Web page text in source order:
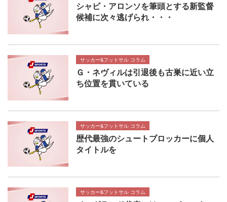
シャビ・アロンソを筆頭とする新監督
候補に次々逃げられ・・・
サッカー&フットサル コラム
Ｇ・ネヴィルは引退後も古巣に近い立
ち位置を貫いている
サッカー&フットサル コラム
歴代最強のシュートブロッカーに個人
タイトルを
サッカー&フットサル コラム